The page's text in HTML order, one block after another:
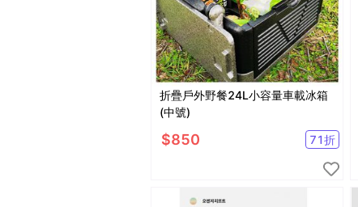
折疊戶外野餐24L小容量車載冰箱
(中號)
$850 71折